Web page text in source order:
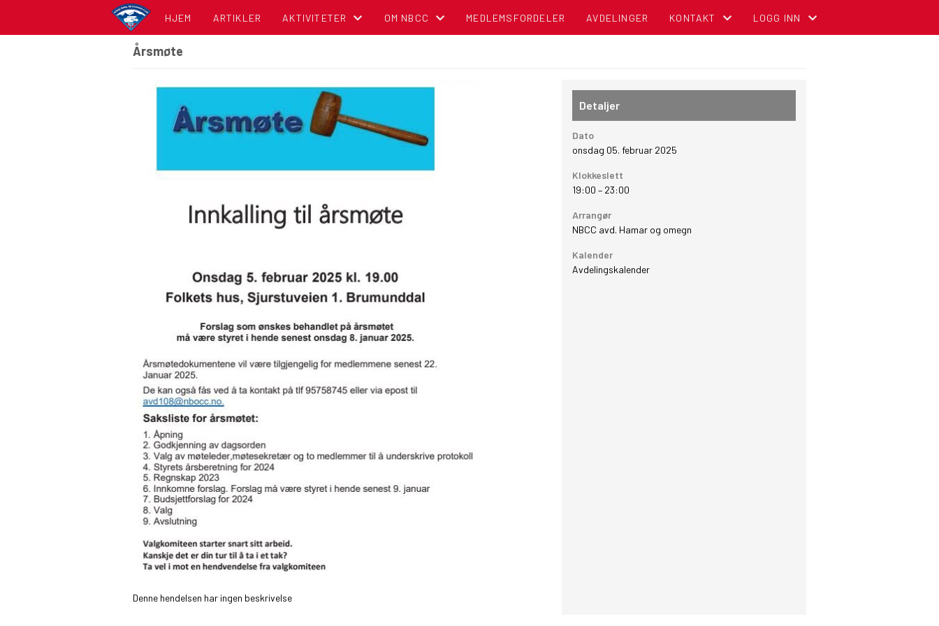
HJEM ARTIKLER AKTIVITETER
LISTE
OM NBCC
OM NORSK BOBIL OG CARAVAN CLUB
TIPS OG RÅD
CAMPINGPORTALEN
GRAFISK PROFIL
MEDLEMSFORDELER AVDELINGER KONTAKT
ADMINISTRASJON
STYREOVERSIKT
LOGG INN
FOR TILLITSVALGTE (STYREWEB)
NBCC INTRANETT FOR
Årsmøte
Denne hendelsen har ingen beskrivelse
Detaljer
Dato
onsdag 05. februar 2025
Klokkeslett
19:00 – 23:00
Arrangør
NBCC avd. Hamar og omegn
Kalender
Avdelingskalender